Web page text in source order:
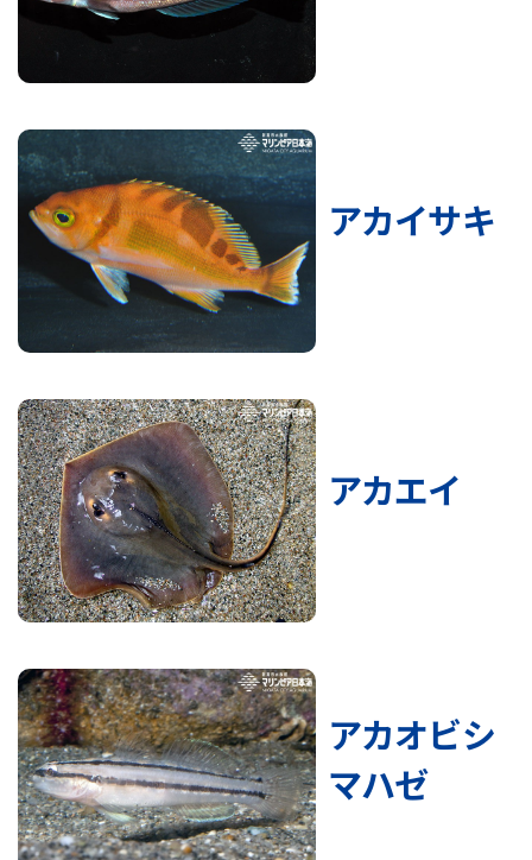
アカイサキ
アカエイ
アカオビシ
マハゼ